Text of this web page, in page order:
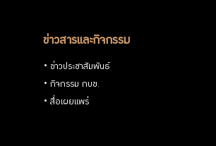
ข่าวสารและกิจกรรม
ข่าวประชาสัมพันธ์
กิจกรรม กบข.
สื่อเผยแพร่